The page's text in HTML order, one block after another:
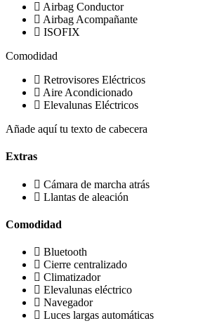
Airbag Conductor
Airbag Acompañante
ISOFIX
Comodidad
Retrovisores Eléctricos
Aire Acondicionado
Elevalunas Eléctricos
Añade aquí tu texto de cabecera
Extras
Cámara de marcha atrás
Llantas de aleación
Comodidad
Bluetooth
Cierre centralizado
Climatizador
Elevalunas eléctrico
Navegador
Luces largas automáticas